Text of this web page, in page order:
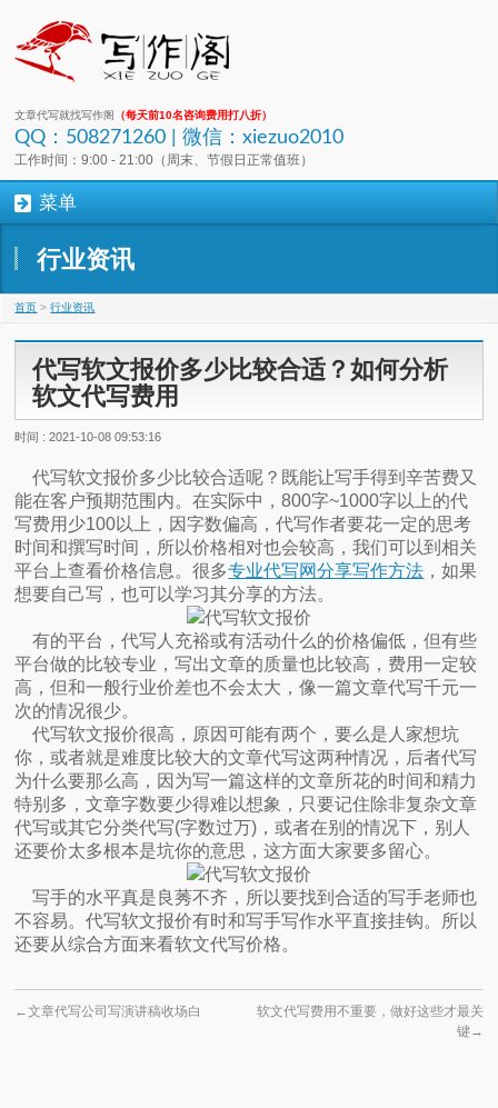
文章代写就找写作阁 （每天前10名咨询费用打八折）
QQ：508271260 | 微信：xiezuo2010
工作时间：9:00 - 21:00（周末、节假日正常值班）
菜单
行业资讯
首页 >行业资讯
代写软文报价多少比较合适？如何分析
软文代写费用
时间 : 2021-10-08 09:53:16
代写软文报价多少比较合适呢？既能让写手得到辛苦费又
能在客户预期范围内。在实际中，800字~1000字以上的代
写费用少100以上，因字数偏高，代写作者要花一定的思考
时间和撰写时间，所以价格相对也会较高，我们可以到相关
平台上查看价格信息。很多专业代写网分享写作方法 ，如果
想要自己写，也可以学习其分享的方法。
有的平台，代写人充裕或有活动什么的价格偏低，但有些
平台做的比较专业，写出文章的质量也比较高，费用一定较
高，但和一般行业价差也不会太大，像一篇文章代写千元一
次的情况很少。
代写软文报价很高，原因可能有两个，要么是人家想坑
你，或者就是难度比较大的文章代写这两种情况，后者代写
为什么要那么高，因为写一篇这样的文章所花的时间和精力
特别多，文章字数要少得难以想象，只要记住除非复杂文章
代写或其它分类代写(字数过万)，或者在别的情况下，别人
还要价太多根本是坑你的意思，这方面大家要多留心。
写手的水平真是良莠不齐，所以要找到合适的写手老师也
不容易。代写软文报价有时和写手写作水平直接挂钩。所以
还要从综合方面来看软文代写价格。
←文章代写公司写演讲稿收场白
软文代写费用不重要，做好这些才最关
键→